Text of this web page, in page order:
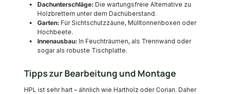
Dachunterschläge: Die wartungsfreie Alternative zu
Holzbrettern unter dem Dachüberstand.
Garten: Für Sichtschutzzäune, Mülltonnenboxen oder
Hochbeete.
Innenausbau: In Feuchträumen, als Trennwand oder
sogar als robuste Tischplatte.
Tipps zur Bearbeitung und Montage
HPL ist sehr hart – ähnlich wie Hartholz oder Corian. Daher